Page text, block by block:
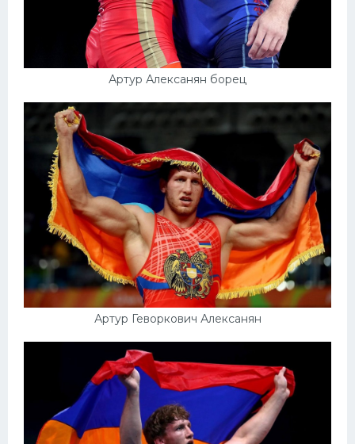
Артур Алексанян борец
Артур Геворкович Алексанян